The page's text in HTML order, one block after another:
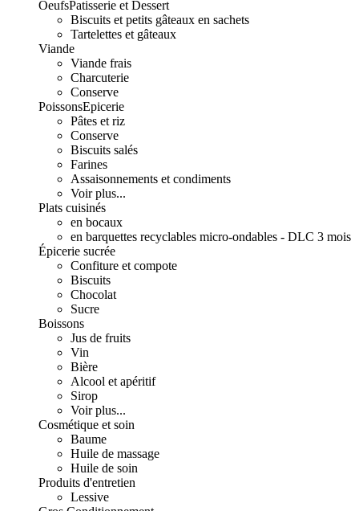
OeufsPatisserie et Dessert
Biscuits et petits gâteaux en sachets
Tartelettes et gâteaux
Viande
Viande frais
Charcuterie
Conserve
PoissonsEpicerie
Pâtes et riz
Conserve
Biscuits salés
Farines
Assaisonnements et condiments
Voir plus...
Plats cuisinés
en bocaux
en barquettes recyclables micro-ondables - DLC 3 mois
Épicerie sucrée
Confiture et compote
Biscuits
Chocolat
Sucre
Boissons
Jus de fruits
Vin
Bière
Alcool et apéritif
Sirop
Voir plus...
Cosmétique et soin
Baume
Huile de massage
Huile de soin
Produits d'entretien
Lessive